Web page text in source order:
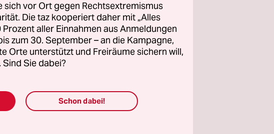
Prüfverfahren
(ESN)beantragen.
angibt.
droht der Partei der
Sie könnte auch
sich vor Ort gegen Rechtsextremismus
Die taz kooperiert daher mit „Alles
aller Einnahmen aus Anmeldungen
zum 30. September – an die Kampagne,
Orte unterstützt und Freiräume sichern will,
Sie dabei?
Schon dabei!